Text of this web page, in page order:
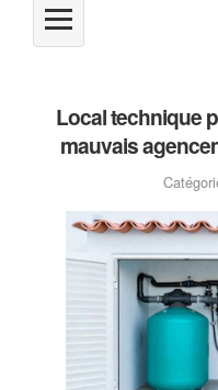
Local technique
mauvais